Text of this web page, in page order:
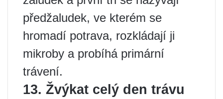
předžaludek, ve kterém se
hromadí potrava, rozkládají ji
mikroby a probíhá primární
trávení.
13. Žvýkat celý den trávu